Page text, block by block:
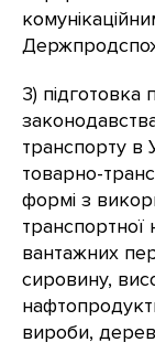
3)
транспорту в
товарно-
формі з
транспортної
вантажних
сировину,
вироби,